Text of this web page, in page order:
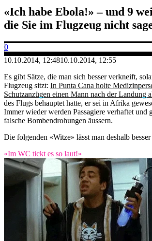
«Ich habe Ebola!» – und 9
die Sie im Flugzeug nicht
0
10.10.2014, 12:4810.10.2014, 12:55
Es gibt Sätze, die man sich besser verkneift,
Flugzeug sitzt: In Punta Cana holte
Schutzanzügen einen Mann nach der Landung
des Flugs behauptet hatte, er sei in Afrika
Immer wieder werden Passagiere verhaftet und
falsche Bombendrohungen äussern.
Die folgenden «Witze» lässt man deshalb
«Im WC tickt es so laut!»